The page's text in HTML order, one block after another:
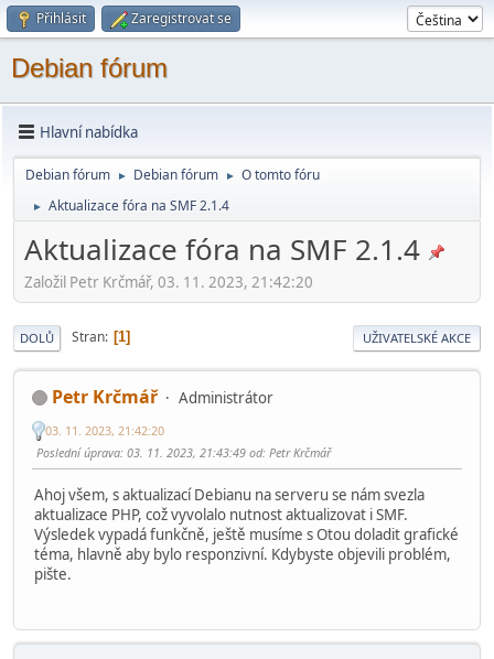
Přihlásit Zaregistrovat se
Debian fórum
Hlavní nabídka
Debian fórum ► Debian fórum ► O tomto fóru
► Aktualizace fóra na SMF 2.1.4
Aktualizace fóra na SMF 2.1.4
Založil Petr Krčmář, 03. 11. 2023, 21:42:20
DOLŮ Stran 1 UŽIVATELSKÉ AKCE
Petr Krčmář Administrátor
03. 11. 2023, 21:42:20
Poslední úprava: 03. 11. 2023, 21:43:49 od: Petr Krčmář
Ahoj všem, s aktualizací Debianu na serveru se nám svezla
aktualizace PHP, což vyvolalo nutnost aktualizovat i SMF.
Výsledek vypadá funkčně, ještě musíme s Otou doladit grafické
téma, hlavně aby bylo responzivní. Kdybyste objevili problém,
pište.